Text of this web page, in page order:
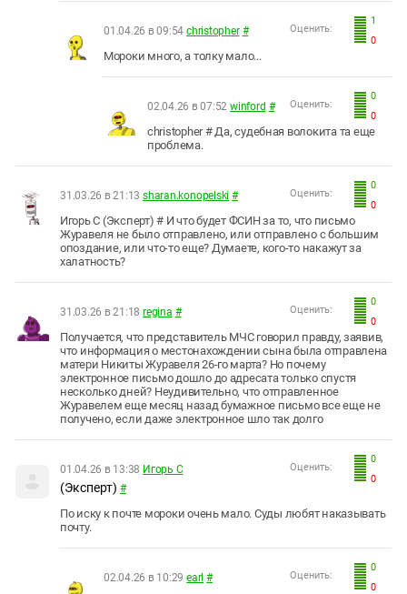
1
0
Оценить:
01.04.26 в 09:54 christopher #
Мороки много, а толку мало...
0
0
Оценить:
02.04.26 в 07:52 winford #
christopher # Да, судебная волокита та еще
проблема.
0
0
Оценить:
31.03.26 в 21:13 sharan.konopelski #
Игорь С (Эксперт) # И что будет ФСИН за то, что письмо
Журавеля не было отправлено, или отправлено с большим
опоздание, или что-то еще? Думаете, кого-то накажут за
халатность?
0
0
Оценить:
31.03.26 в 21:18 regina #
Получается, что представитель МЧС говорил правду, заявив,
что информация о местонахождении сына была отправлена
матери Никиты Журавеля 26-го марта? Но почему
электронное письмо дошло до адресата только спустя
несколько дней? Неудивительно, что отправленное
Журавелем еще месяц назад бумажное письмо все еще не
получено, если даже электронное шло так долго
0
0
Оценить:
01.04.26 в 13:38 Игорь С
(Эксперт) #
По иску к почте мороки очень мало. Суды любят наказывать
почту.
0
0
Оценить:
02.04.26 в 10:29 earl #